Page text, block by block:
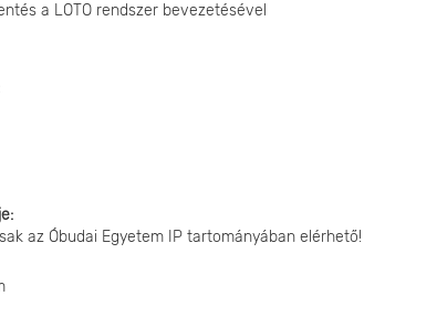
a LOTO rendszer bevezetésével
az Óbudai Egyetem IP tartományában elérhető!